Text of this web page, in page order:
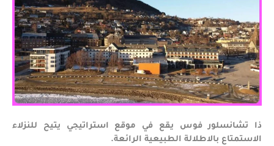
ذا تشانسلور فوس يقع في موقع استراتيجي يتيح للنزلاء
الاستمتاع بالاطلالة الطبيعية الرائعة.